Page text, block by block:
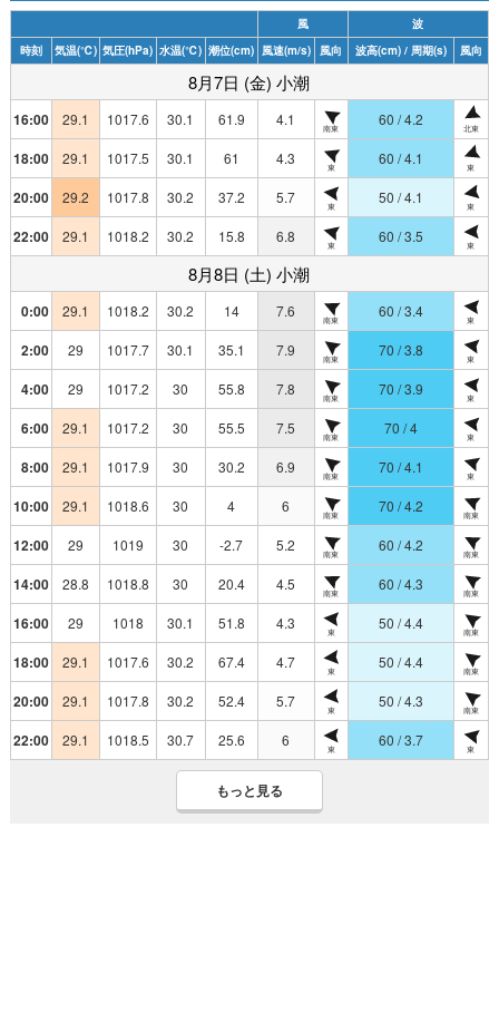
風
波
時刻
気温(℃) 気圧(hPa) 水温(℃) 潮位(cm) 風速(m/s) 風向 波高(cm)/ 周期(s) 風向
8月7日 (金) 小潮
16:00 29.1 1017.6 30.1 61.9 4.1 南東 60 / 4.2 北東
18:00 29.1 1017.5 30.1 61 4.3 東 60 / 4.1 東
20:00 29.2 1017.8 30.2 37.2 5.7 東 50 / 4.1 東
22:00 29.1 1018.2 30.2 15.8 6.8 東 60 / 3.5 東
8月8日 (土) 小潮
0:00 29.1 1018.2 30.2 14 7.6 南東 60 / 3.4 東
2:00 29 1017.7 30.1 35.1 7.9 南東 70 / 3.8 東
4:00 29 1017.2 30 55.8 7.8 南東 70 / 3.9 東
6:00 29.1 1017.2 30 55.5 7.5 南東 70 / 4 東
8:00 29.1 1017.9 30 30.2 6.9 南東 70 / 4.1 東
10:00 29.1 1018.6 30 4 6 南東 70 / 4.2 南東
12:00 29 1019 30 -2.7 5.2 南東 60 / 4.2 南東
14:00 28.8 1018.8 30 20.4 4.5 南東 60 / 4.3 南東
16:00 29 1018 30.1 51.8 4.3 東 50 / 4.4 南東
18:00 29.1 1017.6 30.2 67.4 4.7 東 50 / 4.4 南東
20:00 29.1 1017.8 30.2 52.4 5.7 東 50 / 4.3 南東
22:00 29.1 1018.5 30.7 25.6 6 東 60 / 3.7 東
もっと見る